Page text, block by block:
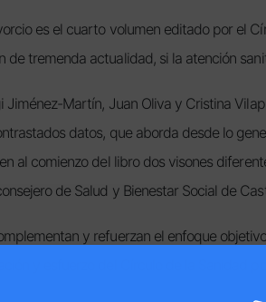
es el cuarto volumen editado por el
de tremenda actualidad, si la atención
Martín, Juan Oliva y Cristina
datos, que aborda desde lo
al comienzo del libro dos visones
de Salud y Bienestar Social de
y refuerzan el enfoque
y esfuerzo del Círculo de la Sanidad